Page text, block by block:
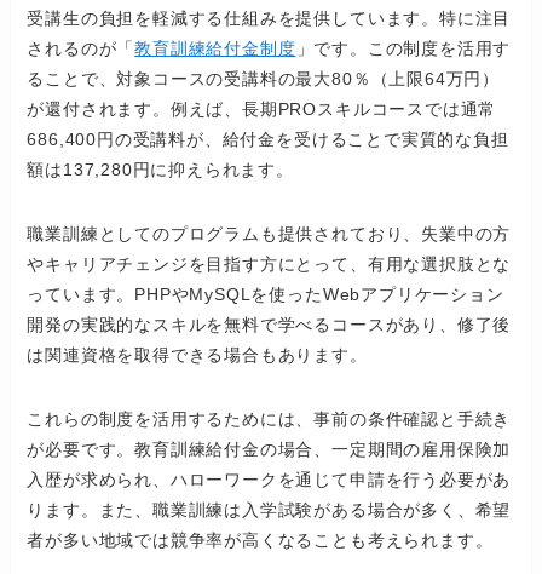
受講生の負担を軽減する仕組みを提供しています。特に注目
されるのが「教育訓練給付金制度 」です。この制度を活用す
ることで、対象コースの受講料の最大80％（上限64万円）
が還付されます。例えば、長期PROスキルコースでは通常
686,400円の受講料が、給付金を受けることで実質的な負担
額は137,280円に抑えられます。
職業訓練としてのプログラムも提供されており、失業中の方
やキャリアチェンジを目指す方にとって、有用な選択肢とな
っています。PHPやMySQLを使ったWebアプリケーション
開発の実践的なスキルを無料で学べるコースがあり、修了後
は関連資格を取得できる場合もあります。
これらの制度を活用するためには、事前の条件確認と手続き
が必要です。教育訓練給付金の場合、一定期間の雇用保険加
入歴が求められ、ハローワークを通じて申請を行う必要があ
ります。また、職業訓練は入学試験がある場合が多く、希望
者が多い地域では競争率が高くなることも考えられます。